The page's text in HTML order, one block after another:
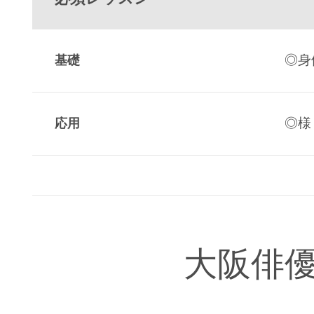
基礎 ◎身
応用 ◎様
大阪俳